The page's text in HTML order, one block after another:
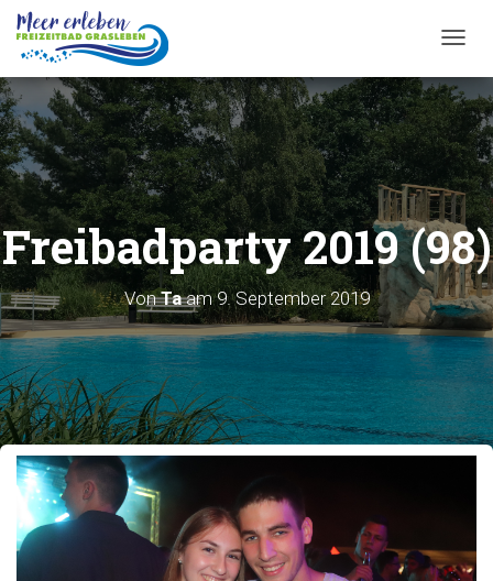
T
G
G
L
E
N
A
V
I
G
A
T
I
Freibadparty 2019 (98)
VonTaam9. September 2019